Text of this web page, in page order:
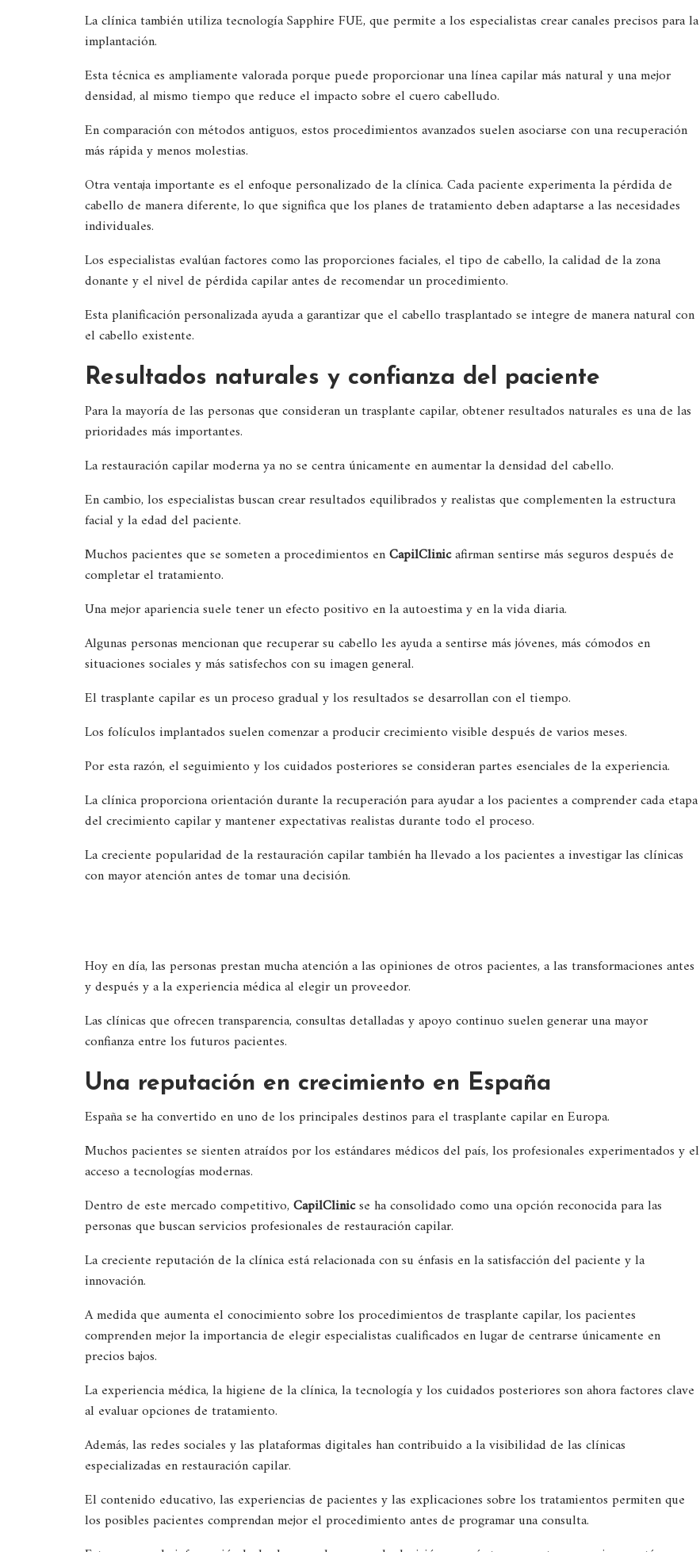
La clínica también utiliza tecnología Sapphire FUE, que permite a los especialistas crear canales precisos para la
implantación.
Esta técnica es ampliamente valorada porque puede proporcionar una línea capilar más natural y una mejor
densidad, al mismo tiempo que reduce el impacto sobre el cuero cabelludo.
En comparación con métodos antiguos, estos procedimientos avanzados suelen asociarse con una recuperación
más rápida y menos molestias.
Otra ventaja importante es el enfoque personalizado de la clínica. Cada paciente experimenta la pérdida de
cabello de manera diferente, lo que significa que los planes de tratamiento deben adaptarse a las necesidades
individuales.
Los especialistas evalúan factores como las proporciones faciales, el tipo de cabello, la calidad de la zona
donante y el nivel de pérdida capilar antes de recomendar un procedimiento.
Esta planificación personalizada ayuda a garantizar que el cabello trasplantado se integre de manera natural con
el cabello existente.
Resultados naturales y confianza del paciente
Para la mayoría de las personas que consideran un trasplante capilar, obtener resultados naturales es una de las
prioridades más importantes.
La restauración capilar moderna ya no se centra únicamente en aumentar la densidad del cabello.
En cambio, los especialistas buscan crear resultados equilibrados y realistas que complementen la estructura
facial y la edad del paciente.
Muchos pacientes que se someten a procedimientos enCapilClinicafirman sentirse más seguros después de
completar el tratamiento.
Una mejor apariencia suele tener un efecto positivo en la autoestima y en la vida diaria.
Algunas personas mencionan que recuperar su cabello les ayuda a sentirse más jóvenes, más cómodos en
situaciones sociales y más satisfechos con su imagen general.
El trasplante capilar es un proceso gradual y los resultados se desarrollan con el tiempo.
Los folículos implantados suelen comenzar a producir crecimiento visible después de varios meses.
Por esta razón, el seguimiento y los cuidados posteriores se consideran partes esenciales de la experiencia.
La clínica proporciona orientación durante la recuperación para ayudar a los pacientes a comprender cada etapa
del crecimiento capilar y mantener expectativas realistas durante todo el proceso.
La creciente popularidad de la restauración capilar también ha llevado a los pacientes a investigar las clínicas
con mayor atención antes de tomar una decisión.
Hoy en día, las personas prestan mucha atención a las opiniones de otros pacientes, a las transformaciones antes
y después y a la experiencia médica al elegir un proveedor.
Las clínicas que ofrecen transparencia, consultas detalladas y apoyo continuo suelen generar una mayor
confianza entre los futuros pacientes.
Una reputación en crecimiento en España
España se ha convertido en uno de los principales destinos para el trasplante capilar en Europa.
Muchos pacientes se sienten atraídos por los estándares médicos del país, los profesionales experimentados y el
acceso a tecnologías modernas.
Dentro de este mercado competitivo, CapilClinicse ha consolidado como una opción reconocida para las
personas que buscan servicios profesionales de restauración capilar.
La creciente reputación de la clínica está relacionada con su énfasis en la satisfacción del paciente y la
innovación.
A medida que aumenta el conocimiento sobre los procedimientos de trasplante capilar, los pacientes
comprenden mejor la importancia de elegir especialistas cualificados en lugar de centrarse únicamente en
precios bajos.
La experiencia médica, la higiene de la clínica, la tecnología y los cuidados posteriores son ahora factores clave
al evaluar opciones de tratamiento.
Además, las redes sociales y las plataformas digitales han contribuido a la visibilidad de las clínicas
especializadas en restauración capilar.
El contenido educativo, las experiencias de pacientes y las explicaciones sobre los tratamientos permiten que
los posibles pacientes comprendan mejor el procedimiento antes de programar una consulta.